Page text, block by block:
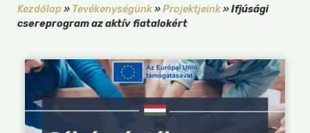
Kezdőlap » Tevékenységünk»Projektjeink»Ifjúsági
csereprogram az aktív fiatalokért